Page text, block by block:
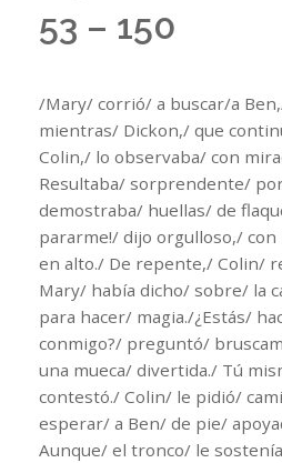
53 – 150
/Mary/ corrió/ a buscar/a
mientras/ Dickon,/ que
Colin,/ lo observaba/ con
Resultaba/ sorprendente/
demostraba/ huellas/ de
pararme!/ dijo orgulloso,/ con
en alto./ De repente,/ Colin/
Mary/ había dicho/ sobre/ la
para hacer/ magia./¿Estás/
conmigo?/ preguntó/
una mueca/ divertida./ Tú
contestó./ Colin/ le pidió/
esperar/ a Ben/ de pie/
Aunque/ el tronco/ le